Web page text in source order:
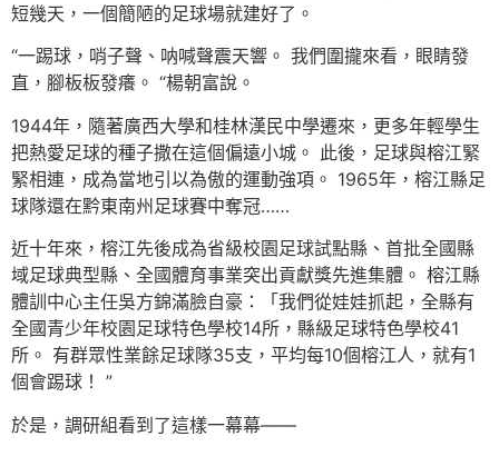
短幾天，一個簡陋的足球場就建好了。
“一踢球，哨子聲、呐喊聲震天響。 我們圍攏來看，眼睛發
直，腳板板發癢。 “楊朝富說。
1944年，隨著廣西大學和桂林漢民中學遷來，更多年輕學生
把熱愛足球的種子撒在這個偏遠小城。 此後，足球與榕江緊
緊相連，成為當地引以為傲的運動強項。 1965年，榕江縣足
球隊還在黔東南州足球賽中奪冠……
近十年來，榕江先後成為省級校園足球試點縣、首批全國縣
域足球典型縣、全國體育事業突出貢獻獎先進集體。 榕江縣
體訓中心主任吳方錦滿臉自豪：「我們從娃娃抓起，全縣有
全國青少年校園足球特色學校14所，縣級足球特色學校41
所。 有群眾性業餘足球隊35支，平均每10個榕江人，就有1
個會踢球！ ”
於是，調研組看到了這樣一幕幕——